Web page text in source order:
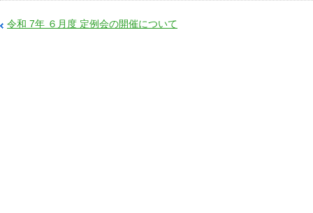
令和 7年 ６月度 定例会の開催について